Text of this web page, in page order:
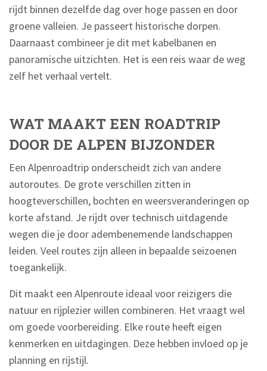
rijdt binnen dezelfde dag over hoge passen en door
groene valleien. Je passeert historische dorpen.
Daarnaast combineer je dit met kabelbanen en
panoramische uitzichten. Het is een reis waar de weg
zelf het verhaal vertelt.
WAT MAAKT EEN ROADTRIP
DOOR DE ALPEN BIJZONDER
Een Alpenroadtrip onderscheidt zich van andere
autoroutes. De grote verschillen zitten in
hoogteverschillen, bochten en weersveranderingen op
korte afstand. Je rijdt over technisch uitdagende
wegen die je door adembenemende landschappen
leiden. Veel routes zijn alleen in bepaalde seizoenen
toegankelijk.
Dit maakt een Alpenroute ideaal voor reizigers die
natuur en rijplezier willen combineren. Het vraagt wel
om goede voorbereiding. Elke route heeft eigen
kenmerken en uitdagingen. Deze hebben invloed op je
planning en rijstijl.